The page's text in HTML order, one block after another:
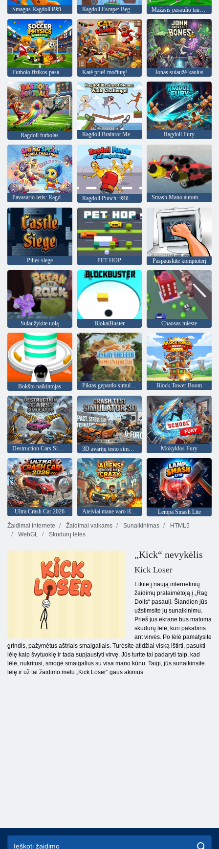
Smagus Ragdoll iššūkis! Ragdoll Escape: Begalinis kritimas Mažasis pasaulio taurė 2
Futbolo fizikos pasaulio taurė Katė prieš močiutę! Ragdoll smėlio dėžė Jonas sulaužė kaulus
Ragdoll futbolas Ragdoll Brainrot Meme: Walk Challenge! Ragdoll Fury
Pavasario ietis: Ragdoll Challenge Smash Mano automobilis
Pilies siege PET HOP Paspauskite kompiuterį
Sulaužykite uolą BlokaiBuster Chaosas mieste
Bokšto naikintojas Piktas gepardo simuliatorius 3D Block Tower Boom
Destruction Cars Simulator 3D avarijų testo simuliatorius Mokyklos Fury
Ultra Crash Car 2026 Ateiviai mane varo iš proto
Lempa Smash Lite
Žaidimai internete
Žaidimai vaikams Sunaikinimas
HTML5
WebGL
Skudurų lėlės
„Kick“ nevykėlis
Kick Loser
Eikite į naują internetinių
žaidimų pralaimėtoją į „Rag
Dolls“ pasaulį. Šiandien jūs
užsiimsite jų sunaikinimu.
Prieš jus ekrane bus matoma
skudurų lėlė, kuri pakabins
ant virvės. Po lėlė pamatysite
grindis, pažymėtus aštriais smaigaliais. Turėsite atidžiai viską ištirti, pasukti
lėlę kaip švytuoklę ir tada supjaustyti virvę. Jūs turite tai padaryti taip, kad
lėlė, nukritusi, smogė smaigalius su visa mano kūnu. Taigi, jūs sunaikinsite
lėlę ir už tai žaidimo metu „Kick Loser“ gaus akinius.